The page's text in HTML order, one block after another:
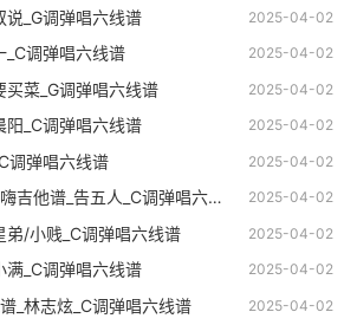
2025-04-02
说_G调弹唱六线谱
2025-04-02
_C调弹唱六线谱
2025-04-02
菜_G调弹唱六线谱
2025-04-02
阳_C调弹唱六线谱
2025-04-02
调弹唱六线谱
2025-04-02
他谱_告五人_C调弹唱六线谱
2025-04-02
弟/小贱_C调弹唱六线谱
2025-04-02
满_C调弹唱六线谱
2025-04-02
_林志炫_C调弹唱六线谱